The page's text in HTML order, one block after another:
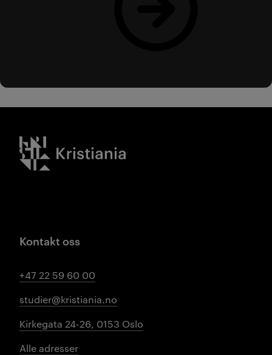
Kristiania logo
Kontakt oss
+47 22 59 60 00
studier@kristiania.no
Kirkegata 24-26, 0153 Oslo
Alle adresser